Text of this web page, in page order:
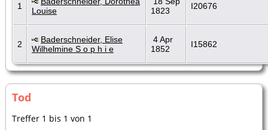
1
Louise
1823
I20676
2
Baderschneider, Elise
Wilhelmine S o p h i e
4 Apr
1852
I15862
Tod
Treffer 1 bis 1 von 1